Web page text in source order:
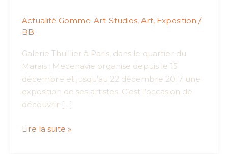
Actualité Gomme-Art-Studios, Art, Exposition /
BB
Galerie Thuillier à Paris, dans le quartier du
Marais : Mecenavie organise depuis le 15
décembre et jusqu’au 22 décembre 2017 une
exposition de ses artistes. C’est l’occasion de
découvrir […]
Exposition
Lire la suite »